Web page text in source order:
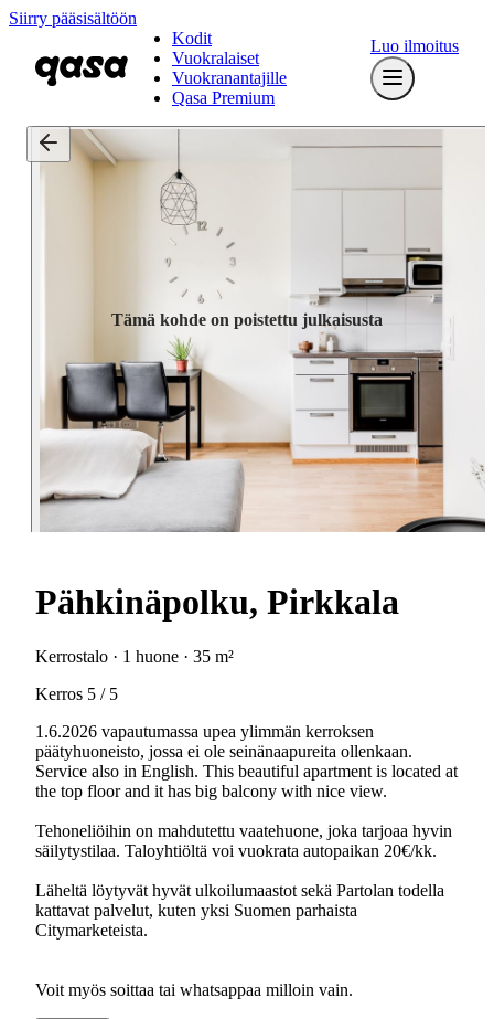
Siirry pääsisältöön
Kodit
Vuokralaiset
Vuokranantajille
Qasa Premium
Luo ilmoitus
Tämä kohde on poistettu julkaisusta
Pähkinäpolku, Pirkkala
Kerrostalo · 1 huone · 35 m²
Kerros 5 / 5
1.6.2026 vapautumassa upea ylimmän kerroksen
päätyhuoneisto, jossa ei ole seinänaapureita ollenkaan.
Service also in English. This beautiful apartment is located at
the top floor and it has big balcony with nice view.
Tehoneliöihin on mahdutettu vaatehuone, joka tarjoaa hyvin
säilytystilaa. Taloyhtiöltä voi vuokrata autopaikan 20€/kk.
Läheltä löytyvät hyvät ulkoilumaastot sekä Partolan todella
kattavat palvelut, kuten yksi Suomen parhaista
Citymarketeista.
Voit myös soittaa tai whatsappaa milloin vain.